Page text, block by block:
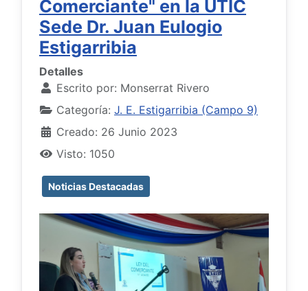
Comerciante" en la UTIC
Sede Dr. Juan Eulogio
Estigarribia
Detalles
Escrito por: Monserrat Rivero
Categoría: J. E. Estigarribia (Campo 9)
Creado: 26 Junio 2023
Visto: 1050
Noticias Destacadas